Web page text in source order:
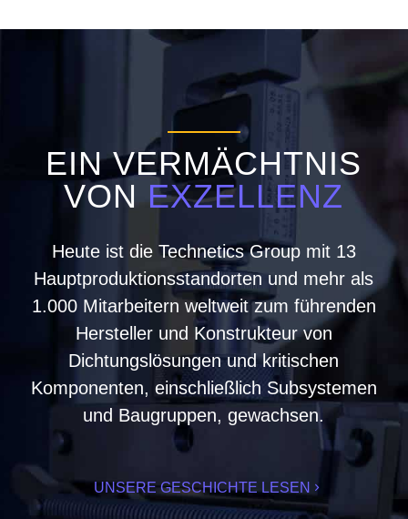
EIN VERMÄCHTNIS
VONEXZELLENZ
Heute ist die Technetics Group mit 13
Hauptproduktionsstandorten und mehr als
1.000 Mitarbeitern weltweit zum führenden
Hersteller und Konstrukteur von
Dichtungslösungen und kritischen
Komponenten, einschließlich Subsystemen
und Baugruppen, gewachsen.
UNSERE GESCHICHTE LESEN